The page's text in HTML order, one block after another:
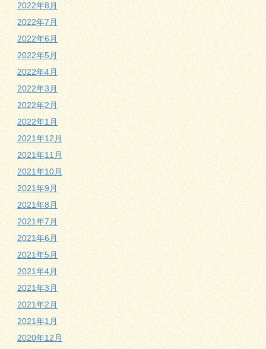
2022年8月
2022年7月
2022年6月
2022年5月
2022年4月
2022年3月
2022年2月
2022年1月
2021年12月
2021年11月
2021年10月
2021年9月
2021年8月
2021年7月
2021年6月
2021年5月
2021年4月
2021年3月
2021年2月
2021年1月
2020年12月